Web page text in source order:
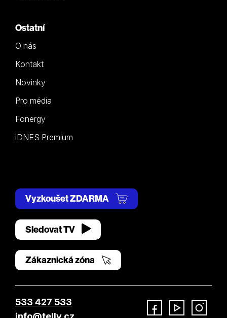
Ostatní
O nás
Kontakt
Novinky
Pro média
Fonergy
iDNES Premium
Vyzkoušet ZDARMA
Sledovat TV
Zákaznická zóna
533 427 533